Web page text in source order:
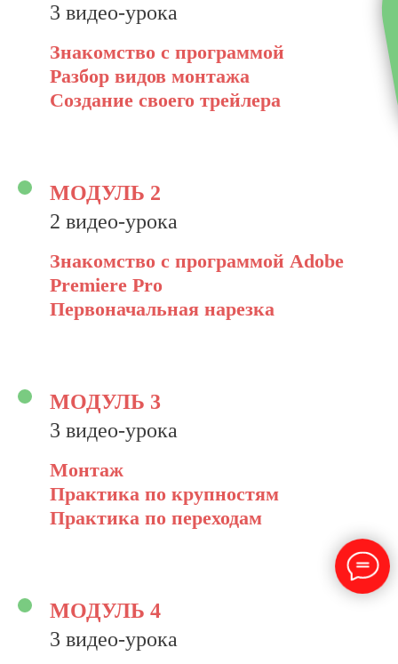
3 видео-урока
Знакомство с программой
Разбор видов монтажа
Создание своего трейлера
МОДУЛЬ 2
2 видео-урока
Знакомство с программой Adobe
Premiere Pro
Первоначальная нарезка
МОДУЛЬ 3
3 видео-урока
Монтаж
Практика по крупностям
Практика по переходам
МОДУЛЬ 4
3 видео-урока